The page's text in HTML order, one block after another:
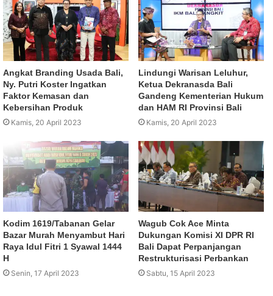
Angkat Branding Usada Bali,
Ny. Putri Koster Ingatkan
Faktor Kemasan dan
Kebersihan Produk
Kamis, 20 April 2023
Lindungi Warisan Leluhur,
Ketua Dekranasda Bali
Gandeng Kementerian Hukum
dan HAM RI Provinsi Bali
Kamis, 20 April 2023
Kodim 1619/Tabanan Gelar
Bazar Murah Menyambut Hari
Raya Idul Fitri 1 Syawal 1444
H
Senin, 17 April 2023
Wagub Cok Ace Minta
Dukungan Komisi XI DPR RI
Bali Dapat Perpanjangan
Restrukturisasi Perbankan
Sabtu, 15 April 2023